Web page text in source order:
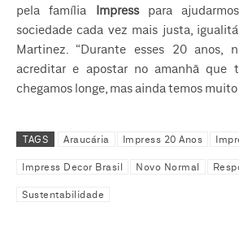
pela família
Impresspara
sociedade cada vez mais justa,
Martinez. “Durante esses 20 anos,
acreditar e apostar no amanhã que
chegamos longe, mas ainda temos muito
TAGS Araucária Impress 20 Anos
Impress Decor Brasil Novo Normal
Sustentabilidade